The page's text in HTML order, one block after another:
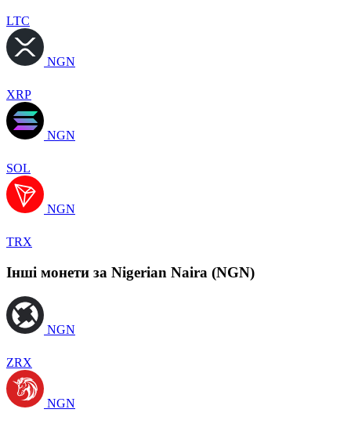
LTC
NGN
XRP
NGN
SOL
NGN
TRX
Інші монети за Nigerian Naira (NGN)
NGN
ZRX
NGN